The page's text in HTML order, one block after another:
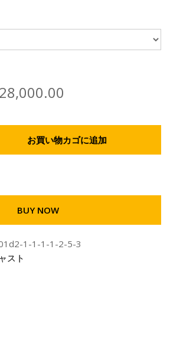
28,000.00
お買い物カゴに追加
BUY NOW
1-1-1-1-2-5-3
スト